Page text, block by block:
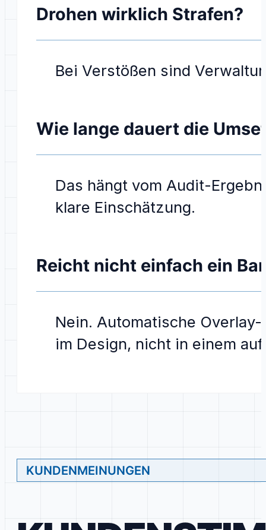
Drohen wirklich Strafen?
Bei Verstößen sind
Wie lange dauert die
Das hängt vom Audit-
klare Einschätzung.
Reicht nicht einfach ein
Nein. Automatische
im Design, nicht in einem
KUNDENMEINUNGEN